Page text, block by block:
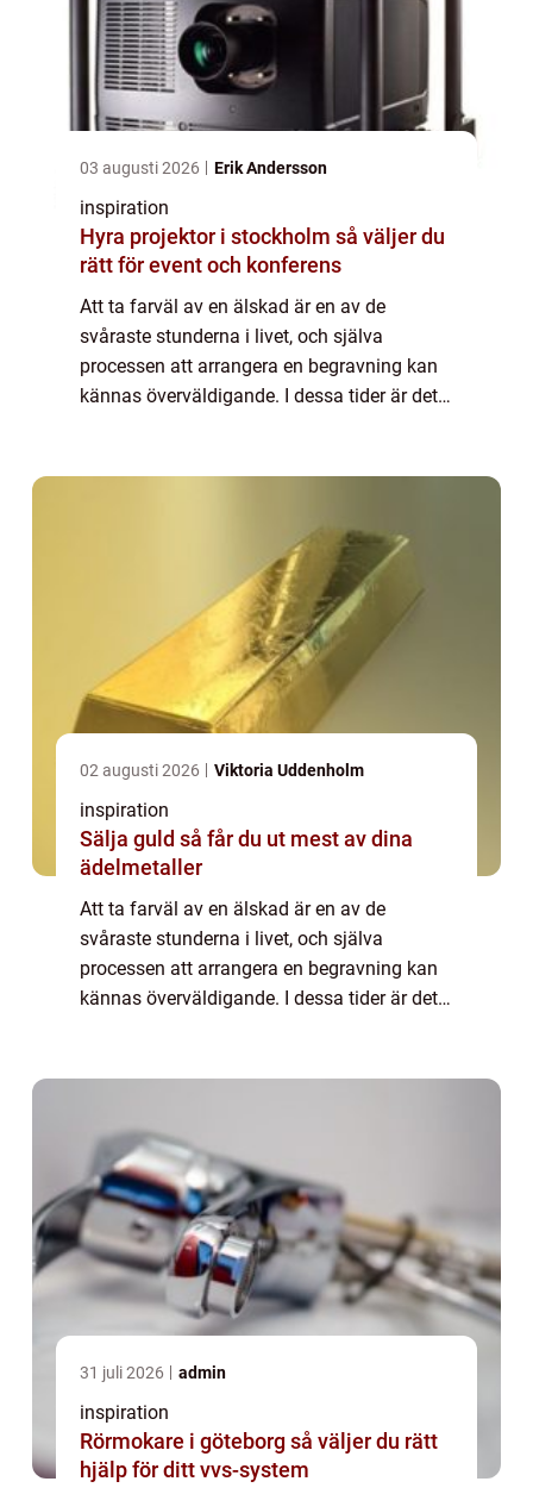
03 augusti 2026 Erik Andersson
inspiration
Hyra projektor i stockholm så väljer du
rätt för event och konferens
Att ta farväl av en älskad är en av de
svåraste stunderna i livet, och själva
processen att arrangera en begravning kan
kännas överväldigande. I dessa tider är det
02 augusti 2026 Viktoria Uddenholm
inspiration
Sälja guld så får du ut mest av dina
ädelmetaller
Att ta farväl av en älskad är en av de
svåraste stunderna i livet, och själva
processen att arrangera en begravning kan
kännas överväldigande. I dessa tider är det
31 juli 2026 admin
inspiration
Rörmokare i göteborg så väljer du rätt
hjälp för ditt vvs-system